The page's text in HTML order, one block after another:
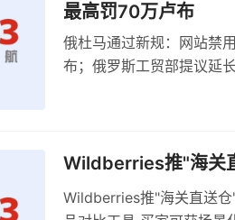
最高罚70万卢布
俄杜马通过新规：网站禁
布；俄罗斯工贸部提议延
Wildberries推"海关
Wildberries推"海关直送